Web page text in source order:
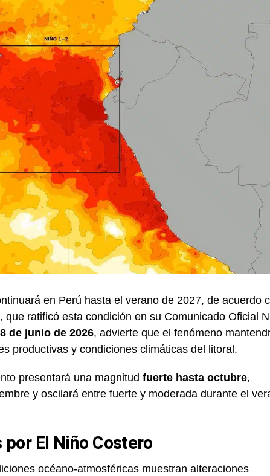
en Perú hasta el verano de 2027, de acuerdo
, que ratificó esta condición en su Comunicado Oficial
de junio de 2026, advierte que el fenómeno
productivas y condiciones climáticas del litoral.
presentará una magnitud fuerte hasta octubre,
y oscilará entre fuerte y moderada durante el
El Niño Costero
océano-atmosféricas muestran alteraciones